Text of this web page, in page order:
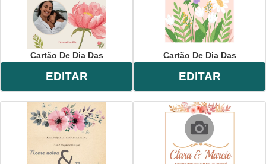
Cartão De Dia Das
EDITAR
Cartão De Dia Das
EDITAR